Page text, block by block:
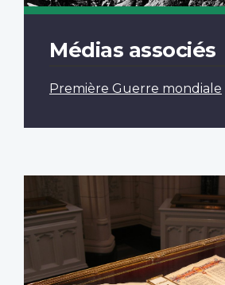
Médias associés
Première Guerre mondiale